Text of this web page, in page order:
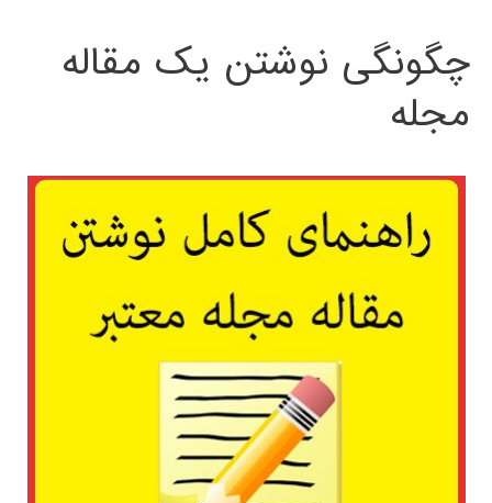
چگونگی نوشتن یک مقاله
مجله